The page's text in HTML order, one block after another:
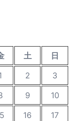
土
日
2
3
9
10
16
17